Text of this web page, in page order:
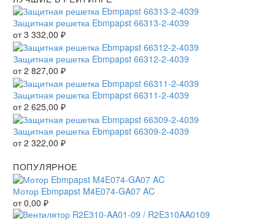
Защитная решетка Ebmpapst 66313-2-4039
от3 332,00 ₽
Защитная решетка Ebmpapst 66312-2-4039
от2 827,00 ₽
Защитная решетка Ebmpapst 66311-2-4039
от2 625,00 ₽
Защитная решетка Ebmpapst 66309-2-4039
от2 322,00 ₽
ПОПУЛЯРНОЕ
Мотор Ebmpapst M4E074-GA07 AC
от0,00 ₽